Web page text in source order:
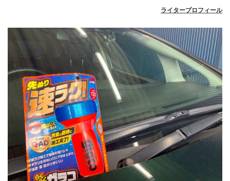
ライタープロフィール